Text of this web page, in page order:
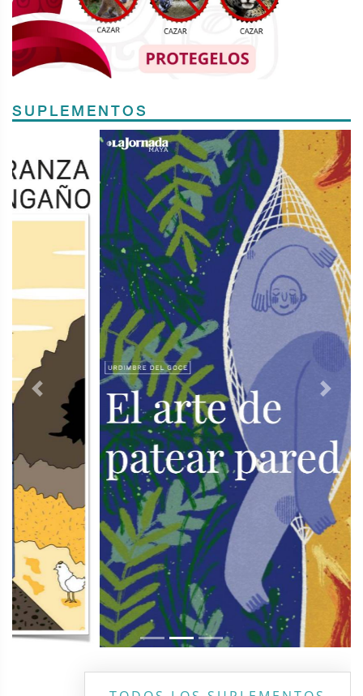
SUPLEMENTOS
Previous Next